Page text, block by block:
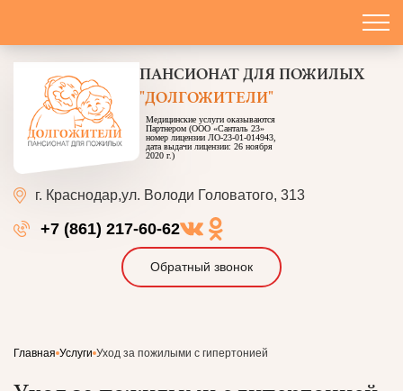
ПАНСИОНАТ ДЛЯ ПОЖИЛЫХ
"ДОЛГОЖИТЕЛИ"
Медицинские услуги оказываются
Партнером (ООО «Санталь 23»
номер лицензии ЛО-23-01-014943,
дата выдачи лицензии: 26 ноября
2020 г.)
г. Краснодар,ул. Володи Головатого, 313
+7 (861) 217-60-62
Обратный звонок
Главная Услуги Уход за пожилыми с гипертонией